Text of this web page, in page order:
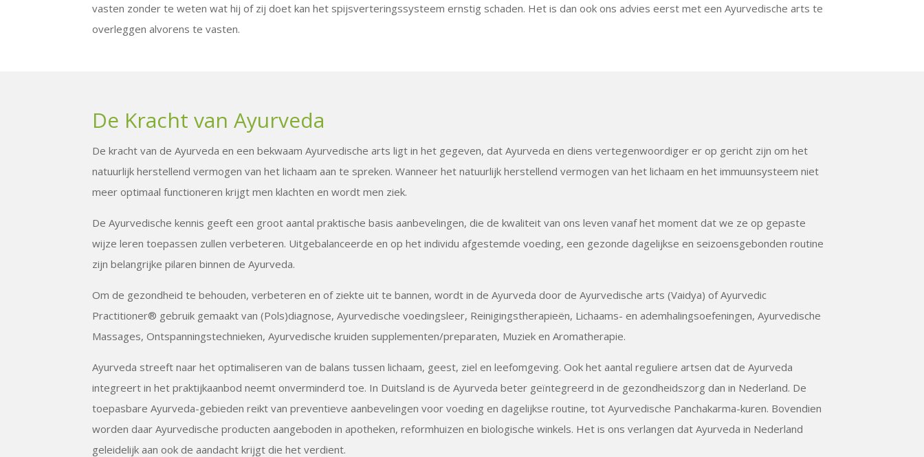
vasten zonder te weten wat hij of zij doet kan het spijsverteringssysteem ernstig schaden. Het is dan ook ons advies eerst met een Ayurvedische arts te
overleggen alvorens te vasten.
De Kracht van Ayurveda
De kracht van de Ayurveda en een bekwaam Ayurvedische arts ligt in het gegeven, dat Ayurveda en diens vertegenwoordiger er op gericht zijn om het
natuurlijk herstellend vermogen van het lichaam aan te spreken. Wanneer het natuurlijk herstellend vermogen van het lichaam en het immuunsysteem niet
meer optimaal functioneren krijgt men klachten en wordt men ziek.
De Ayurvedische kennis geeft een groot aantal praktische basis aanbevelingen, die de kwaliteit van ons leven vanaf het moment dat we ze op gepaste
wijze leren toepassen zullen verbeteren. Uitgebalanceerde en op het individu afgestemde voeding, een gezonde dagelijkse en seizoensgebonden routine
zijn belangrijke pilaren binnen de Ayurveda.
Om de gezondheid te behouden, verbeteren en of ziekte uit te bannen, wordt in de Ayurveda door de Ayurvedische arts (Vaidya) of Ayurvedic
Practitioner® gebruik gemaakt van (Pols)diagnose, Ayurvedische voedingsleer, Reinigingstherapieën, Lichaams- en ademhalingsoefeningen, Ayurvedische
Massages, Ontspanningstechnieken, Ayurvedische kruiden supplementen/preparaten, Muziek en Aromatherapie.
Ayurveda streeft naar het optimaliseren van de balans tussen lichaam, geest, ziel en leefomgeving. Ook het aantal reguliere artsen dat de Ayurveda
integreert in het praktijkaanbod neemt onverminderd toe. In Duitsland is de Ayurveda beter geïntegreerd in de gezondheidszorg dan in Nederland. De
toepasbare Ayurveda-gebieden reikt van preventieve aanbevelingen voor voeding en dagelijkse routine, tot Ayurvedische Panchakarma-kuren. Bovendien
worden daar Ayurvedische producten aangeboden in apotheken, reformhuizen en biologische winkels. Het is ons verlangen dat Ayurveda in Nederland
geleidelijk aan ook de aandacht krijgt die het verdient.